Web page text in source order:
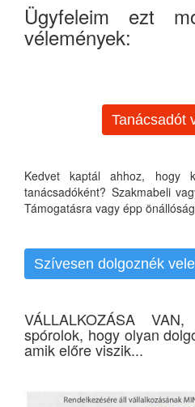
Ügyfeleim ezt
vélemények:
Tanácsadót
Kedvet kaptál ahhoz, hogy
tanácsadóként? Szakmabeli
Támogatásra vagy épp
Szívesen dolgoznék
VÁLLALKOZÁSA
spórolok, hogy olyan
amik előre viszik...